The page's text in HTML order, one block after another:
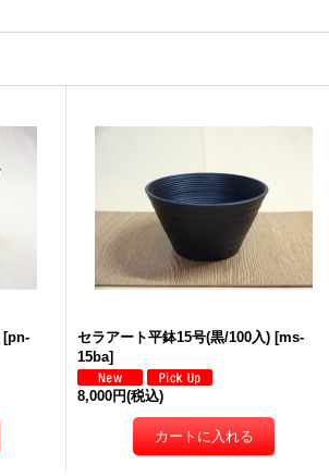
[pn-
セラアート平鉢15号(黒/100入) [ms-
15ba]
8,000円(税込)